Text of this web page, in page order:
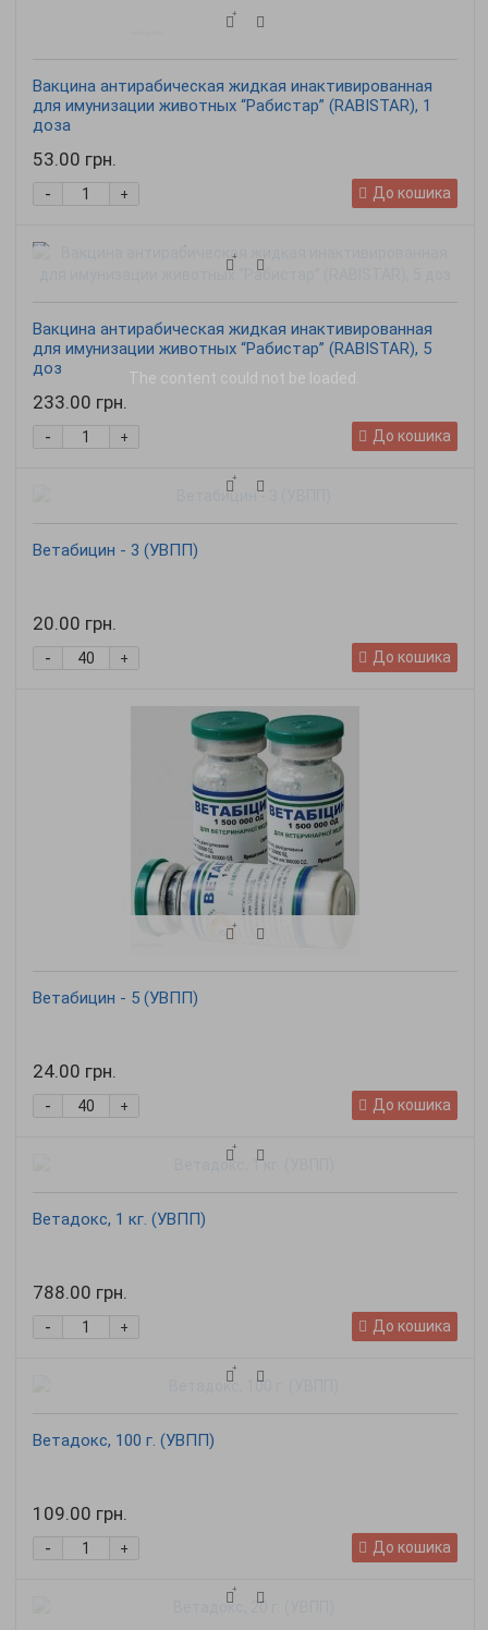
The content could not be loaded.
Вакцина антирабическая жидкая инактивированная
для имунизации животных “Рабистар” (RABISTAR), 1
доза
53.00 грн.
+
- До кошика
Вакцина антирабическая жидкая инактивированная
для имунизации животных “Рабистар” (RABISTAR), 5
доз
233.00 грн.
+
- До кошика
Ветабицин - 3 (УВПП)
20.00 грн.
+
- До кошика
Ветабицин - 5 (УВПП)
24.00 грн.
+
- До кошика
Ветадокс, 1 кг. (УВПП)
788.00 грн.
+
- До кошика
Ветадокс, 100 г. (УВПП)
109.00 грн.
+
- До кошика